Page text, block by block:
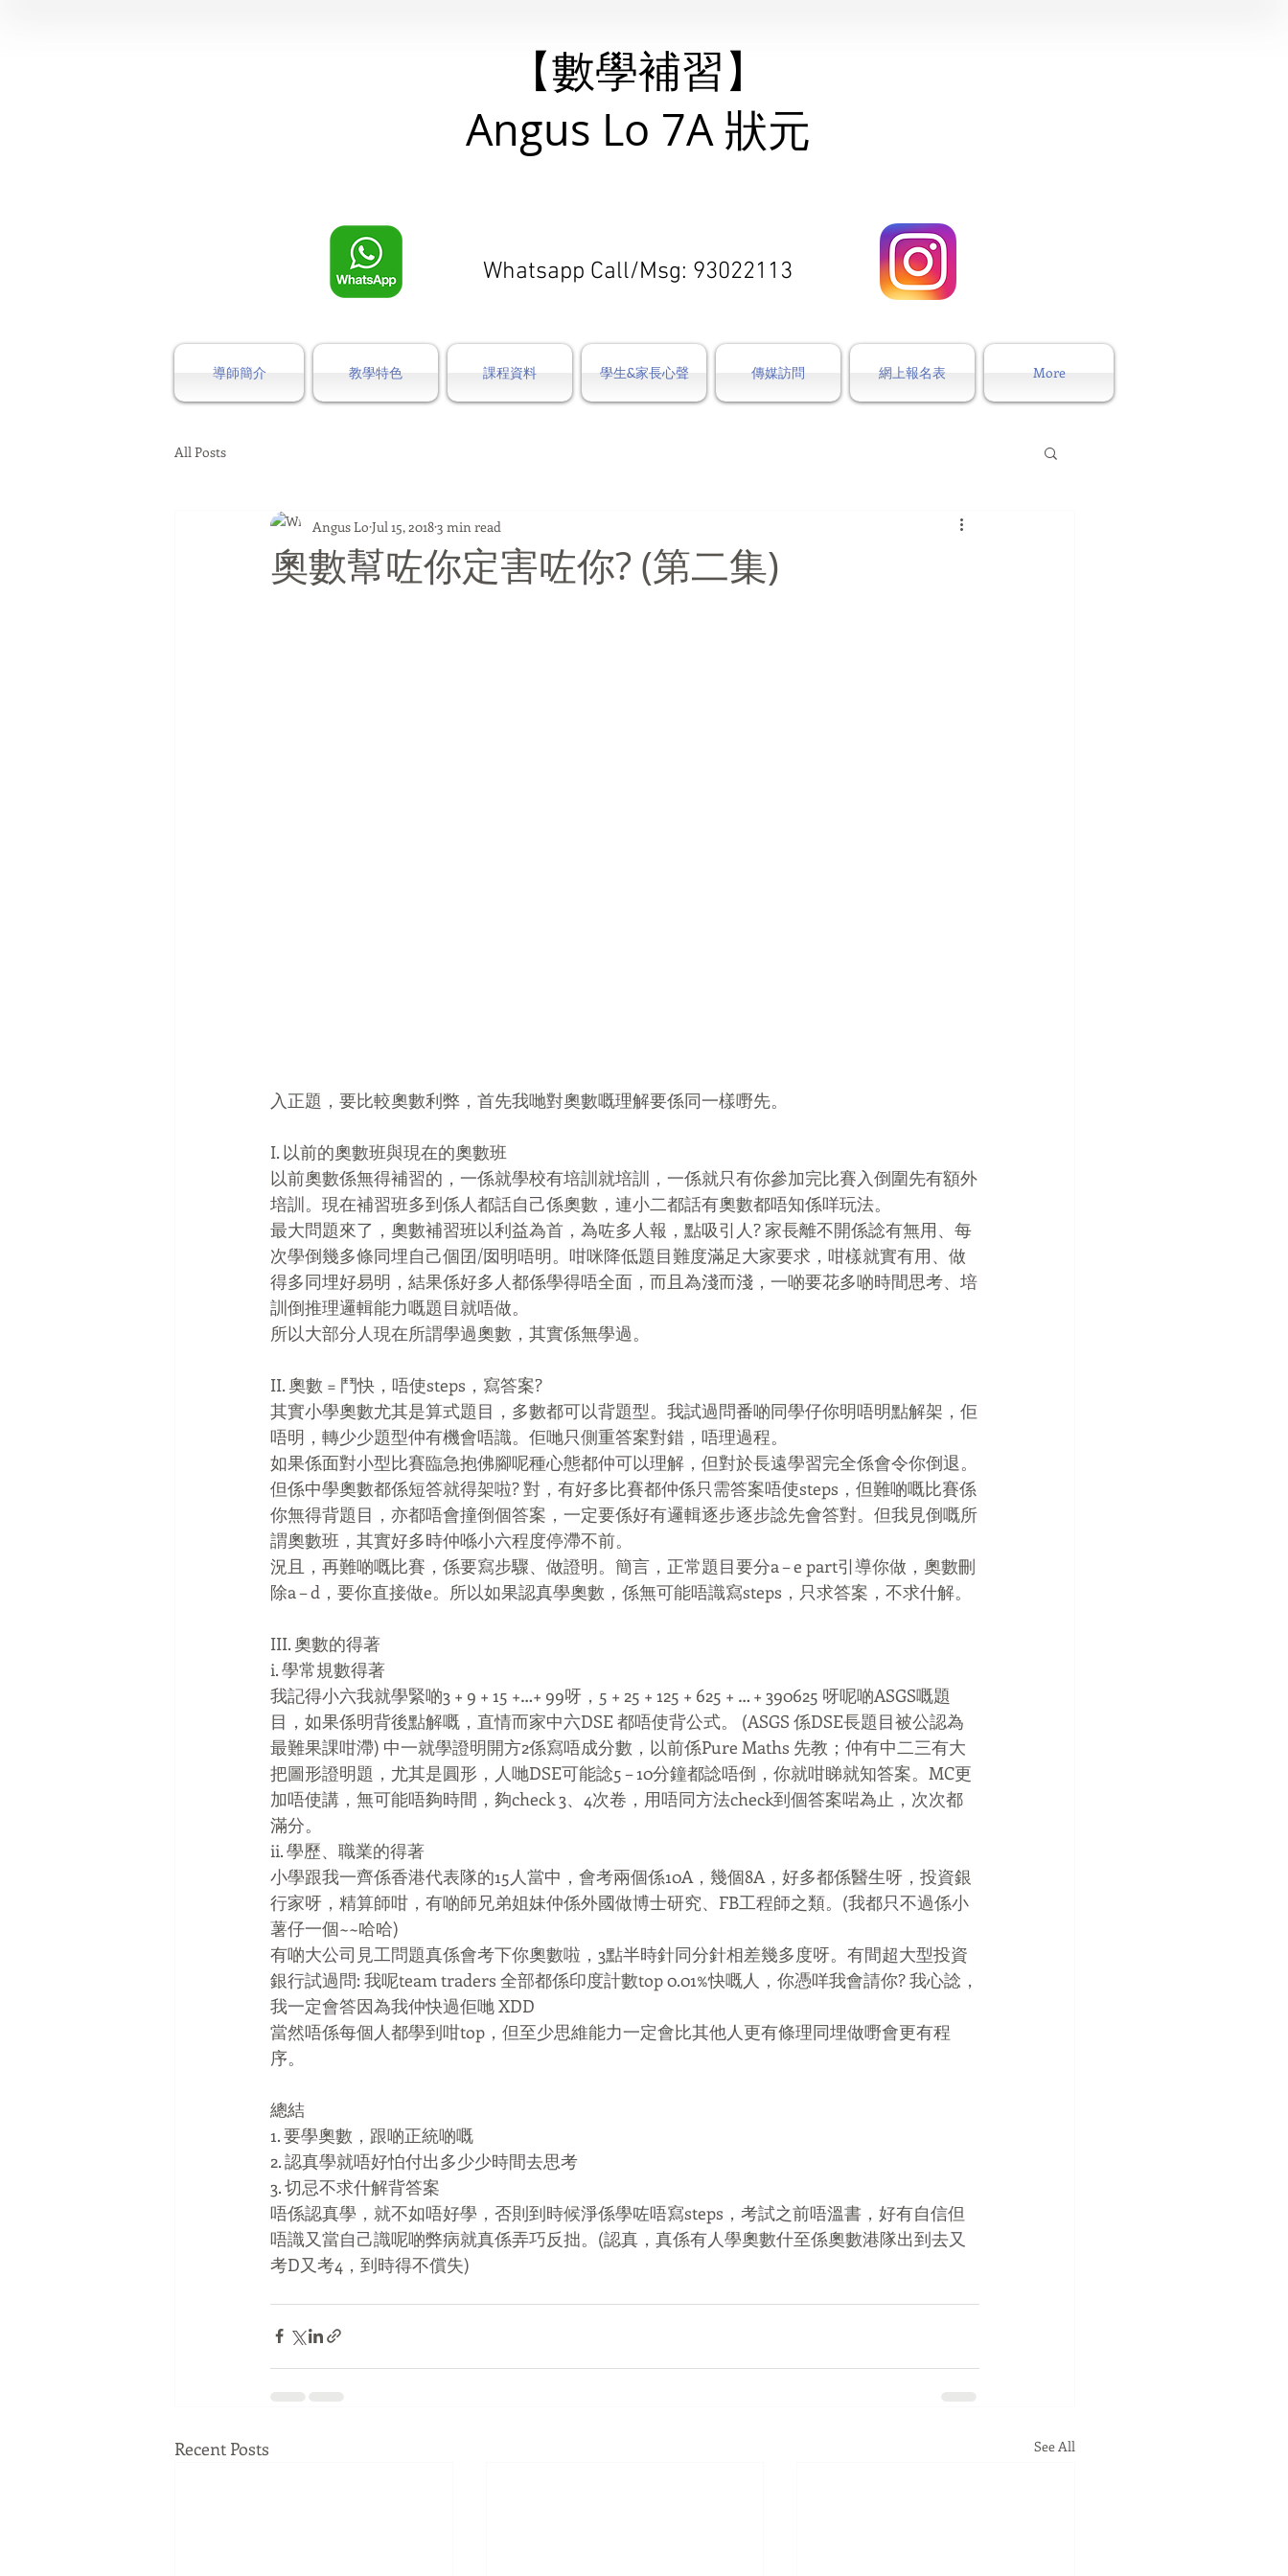
【數學補習】
Angus Lo 7A 狀元
​Whatsapp Call/Msg: 93022113
導師簡介 教學特色 課程資料 學生&家長心聲 傳媒訪問 網上報名表 More
All Posts
奧數幫咗你定害咗你? (第二集)
Angus Lo Jul 15, 20183 min read
入正題，要比較奧數利弊，首先我哋對奧數嘅理解要係同一樣嘢先。
I. 以前的奧數班與現在的奧數班
以前奧數係無得補習的，一係就學校有培訓就培訓，一係就只有你參加完比賽入倒圍先有額外
培訓。現在補習班多到係人都話自己係奧數，連小二都話有奧數都唔知係咩玩法。
最大問題來了，奧數補習班以利益為首，為咗多人報，點吸引人? 家長離不開係諗有無用、每
次學倒幾多條同埋自己個囝/囡明唔明。咁咪降低題目難度滿足大家要求，咁樣就實有用、做
得多同埋好易明，結果係好多人都係學得唔全面，而且為淺而淺，一啲要花多啲時間思考、培
訓倒推理邏輯能力嘅題目就唔做。
所以大部分人現在所謂學過奧數，其實係無學過。
II. 奧數 = 鬥快，唔使steps，寫答案?
其實小學奧數尤其是算式題目，多數都可以背題型。我試過問番啲同學仔你明唔明點解架，佢
唔明，轉少少題型仲有機會唔識。佢哋只側重答案對錯，唔理過程。
如果係面對小型比賽臨急抱佛腳呢種心態都仲可以理解，但對於長遠學習完全係會令你倒退。
但係中學奧數都係短答就得架啦? 對，有好多比賽都仲係只需答案唔使steps，但難啲嘅比賽係
你無得背題目，亦都唔會撞倒個答案，一定要係好有邏輯逐步逐步諗先會答對。但我見倒嘅所
謂奧數班，其實好多時仲喺小六程度停滯不前。
況且，再難啲嘅比賽，係要寫步驟、做證明。簡言，正常題目要分a – e part引導你做，奧數刪
除a – d，要你直接做e。所以如果認真學奧數，係無可能唔識寫steps，只求答案，不求什解。
III. 奧數的得著
i. 學常規數得著
我記得小六我就學緊啲3 + 9 + 15 +…+ 99呀，5 + 25 + 125 + 625 + … + 390625 呀呢啲ASGS嘅題
目，如果係明背後點解嘅，直情而家中六DSE 都唔使背公式。 (ASGS 係DSE長題目被公認為
最難果課咁滯) 中一就學證明開方2係寫唔成分數，以前係Pure Maths 先教；仲有中二三有大
把圖形證明題，尤其是圓形，人哋DSE可能諗5 – 10分鐘都諗唔倒，你就咁睇就知答案。MC更
加唔使講，無可能唔夠時間，夠check 3、4次卷，用唔同方法check到個答案啱為止，次次都
滿分。
ii. 學歷、職業的得著
小學跟我一齊係香港代表隊的15人當中，會考兩個係10A，幾個8A，好多都係醫生呀，投資銀
行家呀，精算師咁，有啲師兄弟姐妹仲係外國做博士研究、FB工程師之類。(我都只不過係小
薯仔一個~~哈哈)
有啲大公司見工問題真係會考下你奧數啦，3點半時針同分針相差幾多度呀。有間超大型投資
銀行試過問: 我呢team traders 全部都係印度計數top 0.01%快嘅人，你憑咩我會請你? 我心諗，
我一定會答因為我仲快過佢哋 XDD
當然唔係每個人都學到咁top，但至少思維能力一定會比其他人更有條理同埋做嘢會更有程
序。
總結
1. 要學奧數，跟啲正統啲嘅
2. 認真學就唔好怕付出多少少時間去思考
3. 切忌不求什解背答案
唔係認真學，就不如唔好學，否則到時候淨係學咗唔寫steps，考試之前唔溫書，好有自信但
唔識又當自己識呢啲弊病就真係弄巧反拙。(認真，真係有人學奧數什至係奧數港隊出到去又
考D又考4，到時得不償失)
Recent Posts See All